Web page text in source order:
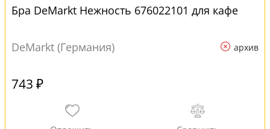
Бра DeMarkt Нежность 676022101 для кафе
DeMarkt (Германия) архив
743 ₽